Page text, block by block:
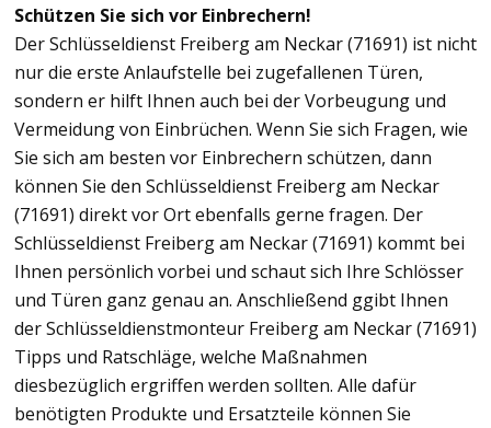
Schützen Sie sich vor Einbrechern!
Der Schlüsseldienst Freiberg am Neckar (71691) ist nicht
nur die erste Anlaufstelle bei zugefallenen Türen,
sondern er hilft Ihnen auch bei der Vorbeugung und
Vermeidung von Einbrüchen. Wenn Sie sich Fragen, wie
Sie sich am besten vor Einbrechern schützen, dann
können Sie den Schlüsseldienst Freiberg am Neckar
(71691) direkt vor Ort ebenfalls gerne fragen. Der
Schlüsseldienst Freiberg am Neckar (71691) kommt bei
Ihnen persönlich vorbei und schaut sich Ihre Schlösser
und Türen ganz genau an. Anschließend ggibt Ihnen
der Schlüsseldienstmonteur Freiberg am Neckar (71691)
Tipps und Ratschläge, welche Maßnahmen
diesbezüglich ergriffen werden sollten. Alle dafür
benötigten Produkte und Ersatzteile können Sie